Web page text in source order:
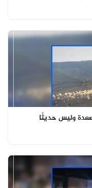
وليس حديثًا